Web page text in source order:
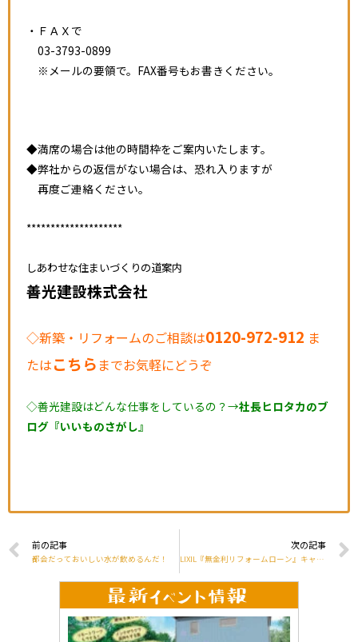
・ＦＡＸで
03-3793-0899
※メールの要領で。FAX番号もお書きください。
◆満席の場合は他の時間枠をご案内いたします。
◆弊社からの返信がない場合は、恐れ入りますが
再度ご連絡ください。
********************
しあわせな住まいづくりの道案内
善光建設株式会社
◇新築・リフォームのご相談は0120-972-912 ま
たはこちら までお気軽にどうぞ
◇善光建設はどんな仕事をしているの？→社長ヒロタカのブ
ログ『いいものさがし』
前の記事
都会だっておいしい水が飲めるんだ！
次の記事
LIXIL『無金利リフォームローン』キャンペーン！